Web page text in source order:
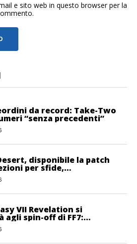
e sito web in questo browser per la
da record: Take-Two
“senza precedenti”
disponibile la patch
per sfide,
e interfaccia
VII Revelation si
agli spin-off di FF7:
non si pone limiti